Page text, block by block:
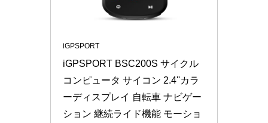
iGPSPORT
iGPSPORT BSC200S サイクル
コンピュータ サイコン 2.4''カラ
ーディスプレイ 自転車 ナビゲー
ション 継続ライド機能 モーショ